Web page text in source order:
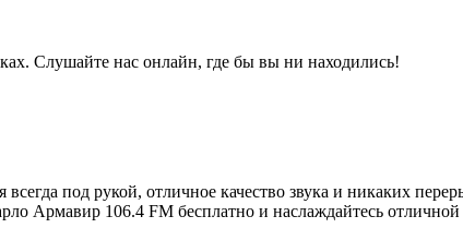
Слушайте нас онлайн, где бы вы ни находились!
под рукой, отличное качество звука и никаких
Армавир 106.4 FM бесплатно и наслаждайтесь